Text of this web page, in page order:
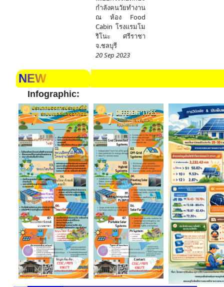
กำลังคนวัยทำงาน
ณ ห้อง Food
Cabin โรงแรมโม
ริโนะ ศรีราชา
จ.ชลบุรี
20 Sep 2023
NEW
Infographic: